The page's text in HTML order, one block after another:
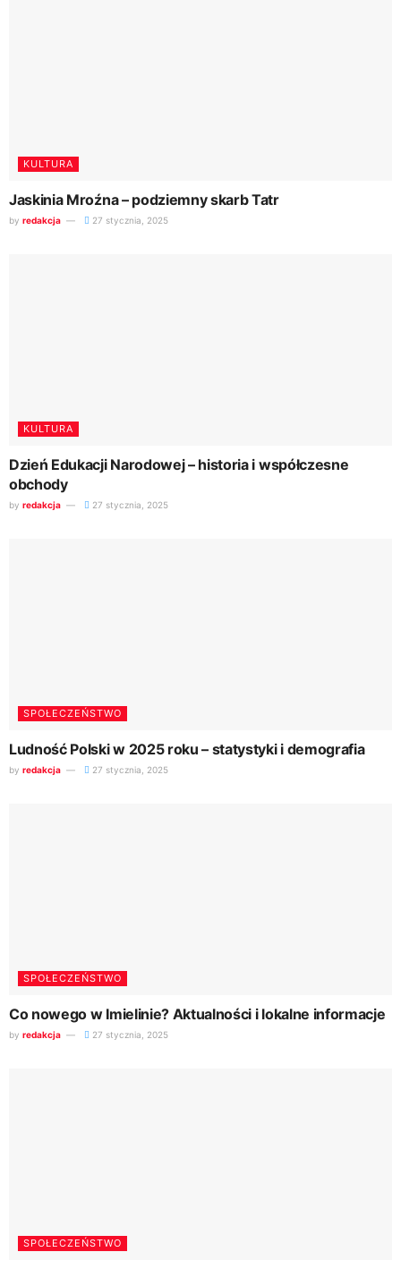
KULTURA
Jaskinia Mroźna – podziemny skarb Tatr
by redakcja 27 stycznia, 2025
KULTURA
Dzień Edukacji Narodowej – historia i współczesne
obchody
by redakcja 27 stycznia, 2025
SPOŁECZEŃSTWO
Ludność Polski w 2025 roku – statystyki i demografia
by redakcja 27 stycznia, 2025
SPOŁECZEŃSTWO
Co nowego w Imielinie? Aktualności i lokalne informacje
by redakcja 27 stycznia, 2025
SPOŁECZEŃSTWO